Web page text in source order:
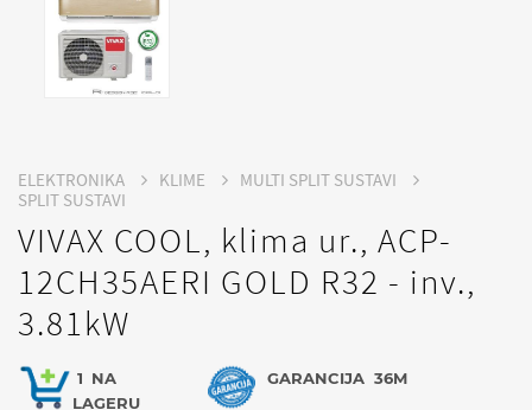
ELEKTRONIKA KLIME
MULTI SPLIT SUSTAVI
SPLIT SUSTAVI
VIVAX COOL, klima ur., ACP-
12CH35AERI GOLD R32 - inv.,
3.81kW
1 NA
LAGERU
GARANCIJA 36M